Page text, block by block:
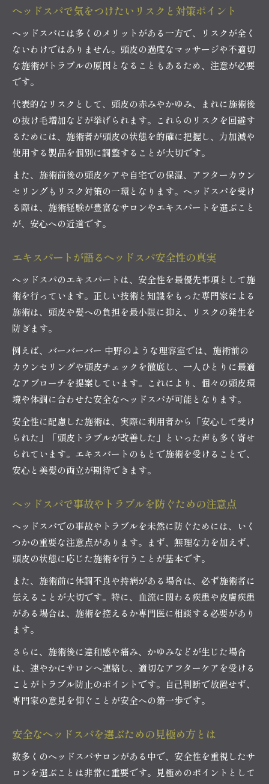
ヘッドスパで気をつけたいリスクと対策ポイント
ヘッドスパには多くのメリットがある一方で、リスクが全く
ないわけではありません。頭皮の過度なマッサージや不適切
な施術がトラブルの原因となることもあるため、注意が必要
です。
代表的なリスクとして、頭皮の赤みやかゆみ、まれに施術後
の抜け毛増加などが挙げられます。これらのリスクを回避す
るためには、施術者が頭皮の状態を的確に把握し、力加減や
使用する製品を個別に調整することが大切です。
また、施術前後の頭皮ケアや自宅での保湿、アフターカウン
セリングもリスク対策の一環となります。ヘッドスパを受け
る際は、施術経験が豊富なサロンやエキスパートを選ぶこと
が、安心への近道です。
エキスパートが語るヘッドスパ安全性の真実
ヘッドスパのエキスパートは、安全性を最優先事項として施
術を行っています。正しい技術と知識をもった専門家による
施術は、頭皮や髪への負担を最小限に抑え、リスクの発生を
防ぎます。
例えば、バーバーバー 中野のような理容室では、施術前の
カウンセリングや頭皮チェックを徹底し、一人ひとりに最適
なアプローチを提案しています。これにより、個々の頭皮環
境や体調に合わせた安全なヘッドスパが可能となります。
安全性に配慮した施術は、実際に利用者から「安心して受け
られた」「頭皮トラブルが改善した」といった声も多く寄せ
られています。エキスパートのもとで施術を受けることで、
安心と美髪の両立が期待できます。
ヘッドスパで事故やトラブルを防ぐための注意点
ヘッドスパでの事故やトラブルを未然に防ぐためには、いく
つかの重要な注意点があります。まず、無理な力を加えず、
頭皮の状態に応じた施術を行うことが基本です。
また、施術前に体調不良や持病がある場合は、必ず施術者に
伝えることが大切です。特に、血流に関わる疾患や皮膚疾患
がある場合は、施術を控えるか専門医に相談する必要があり
ます。
さらに、施術後に違和感や痛み、かゆみなどが生じた場合
は、速やかにサロンへ連絡し、適切なアフターケアを受ける
ことがトラブル防止のポイントです。自己判断で放置せず、
専門家の意見を仰ぐことが安全への第一歩です。
安全なヘッドスパを選ぶための見極め方とは
数多くのヘッドスパサロンがある中で、安全性を重視したサ
ロンを選ぶことは非常に重要です。見極めのポイントとして